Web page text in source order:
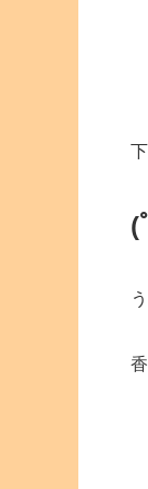
(